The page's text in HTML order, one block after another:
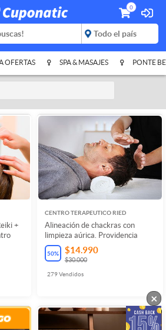
0
OFERTAS SPA & MASAJES PONTE
+
CENTRO TERAPEUTICO RIED
Alineación de chackras con
limpieza aúrica. Providencia
50% $14.990
$30.000
279Vendidos
×